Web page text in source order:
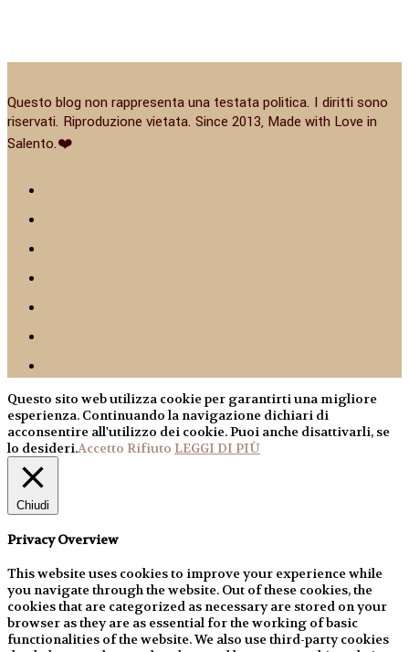
Questo blog non rappresenta una testata politica. I diritti sono
riservati. Riproduzione vietata. Since 2013, Made with Love in
Salento.❤️
Questo sito web utilizza cookie per garantirti una migliore
esperienza. Continuando la navigazione dichiari di
acconsentire all'utilizzo dei cookie. Puoi anche disattivarli, se
lo desideri.Accetto Rifiuto LEGGI DI PIÙ
Chiudi
Privacy Overview
This website uses cookies to improve your experience while
you navigate through the website. Out of these cookies, the
cookies that are categorized as necessary are stored on your
browser as they are as essential for the working of basic
functionalities of the website. We also use third-party cookies